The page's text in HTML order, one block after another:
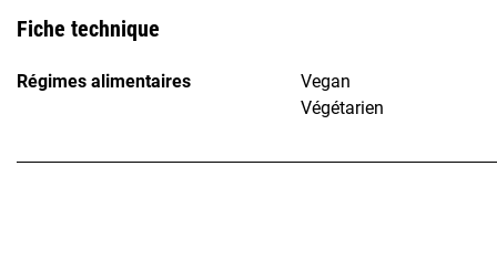
Fiche technique
Régimes alimentaires
Vegan
Végétarien